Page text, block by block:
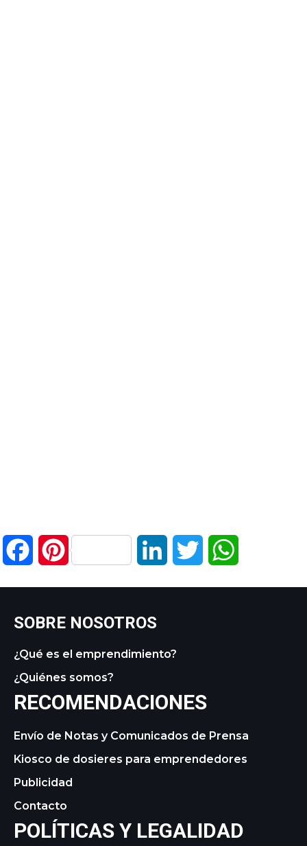
FacebookPinterest LinkedIn Twitter
SOBRE NOSOTROS
¿Qué es el emprendimiento?
¿Quiénes somos?
RECOMENDACIONES
Envío de Notas y Comunicados de Prensa
Kiosco de dosieres para emprendedores
Publicidad
Contacto
POLÍTICAS Y LEGALIDAD